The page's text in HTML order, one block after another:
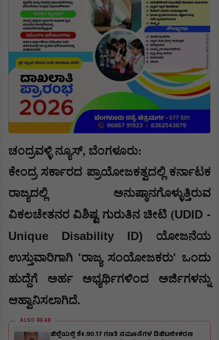
ಚಂದ್ರವಳ್ಳಿ ನ್ಯೂಸ್, ಬೆಂಗಳೂರು:
ಕೇಂದ್ರ ಸರ್ಕಾರದ ಪ್ರಾಯೋಜಕತ್ವದಲ್ಲಿ ಕರ್ನಾಟಕ
ರಾಜ್ಯದಲ್ಲಿ ಅನುಷ್ಠಾನಗೊಳ್ಳುತ್ತಿರುವ
ವಿಕಲಚೇತನರ ವಿಶಿಷ್ಟ ಗುರುತಿನ ಚೀಟಿ (UDID -
Unique Disability ID) ಯೋಜನೆಯ
ಉಸ್ತುವಾರಿಗಾಗಿ 'ರಾಜ್ಯ ಸಂಯೋಜಕರು' ಒಂದು
ಹುದ್ದೆಗೆ ಅರ್ಹ ಅಭ್ಯರ್ಥಿಗಳಿಂದ ಅರ್ಜಿಗಳನ್ನು
ಆಹ್ವಾನಿಸಲಾಗಿದೆ.
ALSO READ
ಜಿಲ್ಲೆಯಲ್ಲಿ ಶೇ.90.17 ಗಣತಿ ನಮೂನೆಗಳ ಡಿಜಿಟಲೀಕರಣ